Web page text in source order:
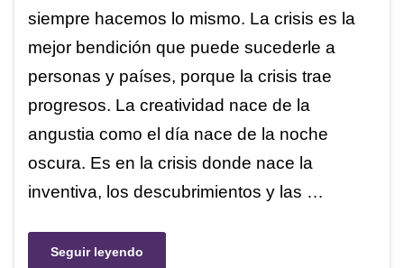
siempre hacemos lo mismo. La crisis es la
mejor bendición que puede sucederle a
personas y países, porque la crisis trae
progresos. La creatividad nace de la
angustia como el día nace de la noche
oscura. Es en la crisis donde nace la
inventiva, los descubrimientos y las …
Seguir leyendo